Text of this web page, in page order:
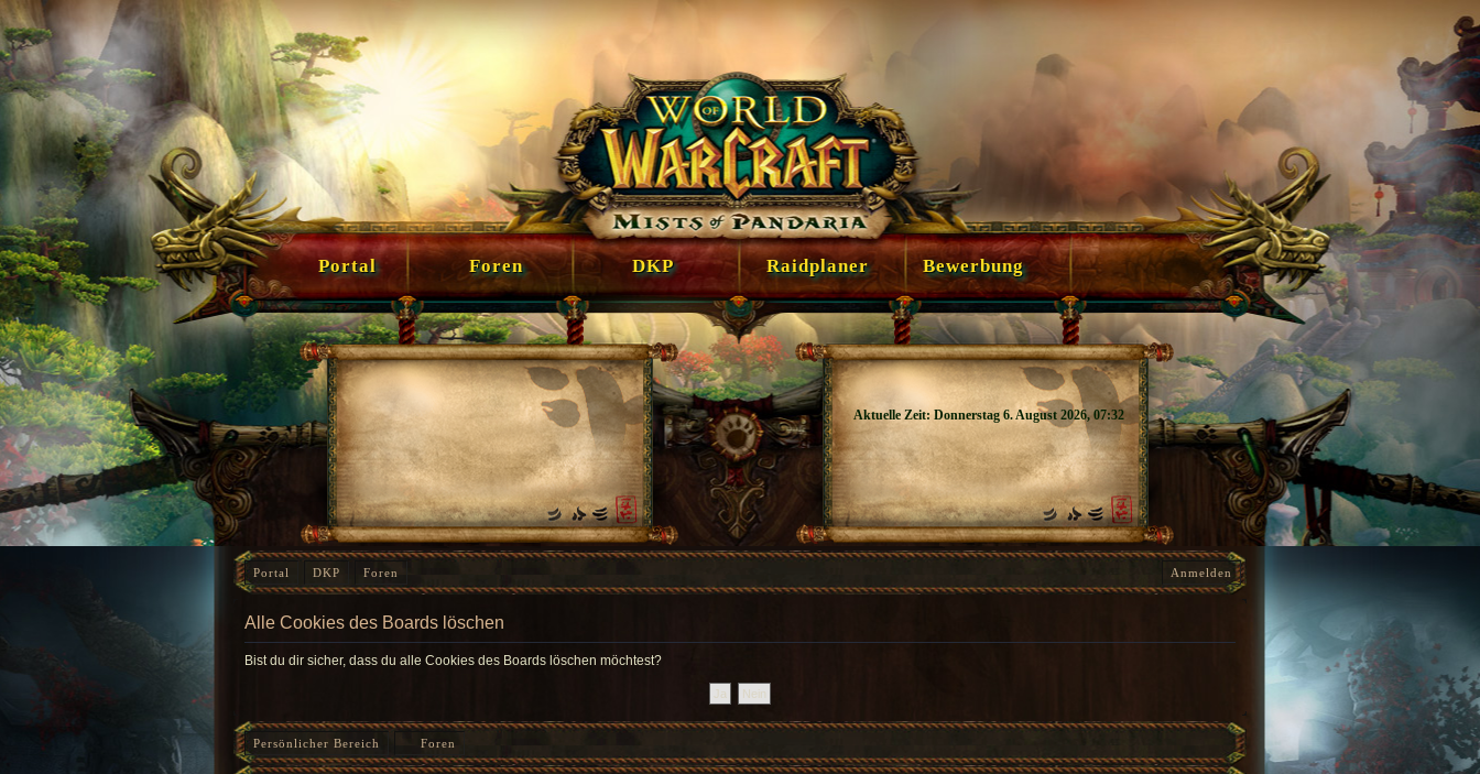
Aktuelle Zeit: Donnerstag 6. August 2026, 07:32
Portal Foren DKP Raidplaner Bewerbung
Portal DKP Foren Anmelden
Alle Cookies des Boards löschen
Bist du dir sicher, dass du alle Cookies des Boards löschen möchtest?
Persönlicher Bereich Foren